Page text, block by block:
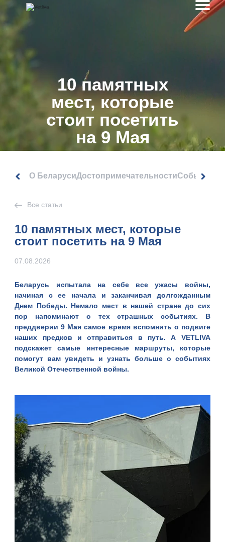
10 памятных
мест, которые
стоит посетить
на 9 Мая
О БеларусиДостопримечательностиСобытия
Все статьи
10 памятных мест, которые
стоит посетить на 9 Мая
07.08.2026
Беларусь испытала на себе все ужасы войны,
начиная с ее начала и заканчивая долгожданным
Днем Победы. Немало мест в нашей стране до сих
пор напоминают о тех страшных событиях. В
преддверии 9 Мая самое время вспомнить о подвиге
наших предков и отправиться в путь. А VETLIVA
подскажет самые интересные маршруты, которые
помогут вам увидеть и узнать больше о событиях
Великой Отечественной войны.